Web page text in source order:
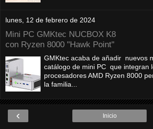
lunes, 12 de febrero de 2024
Mini PC GMKtec NUCBOX K8
con Ryzen 8000 "Hawk Point"
GMKtec acaba de añadir nuevos
catálogo de mini PC que integran
procesadores AMD Ryzen 8000
la familia...
‹ Inicio